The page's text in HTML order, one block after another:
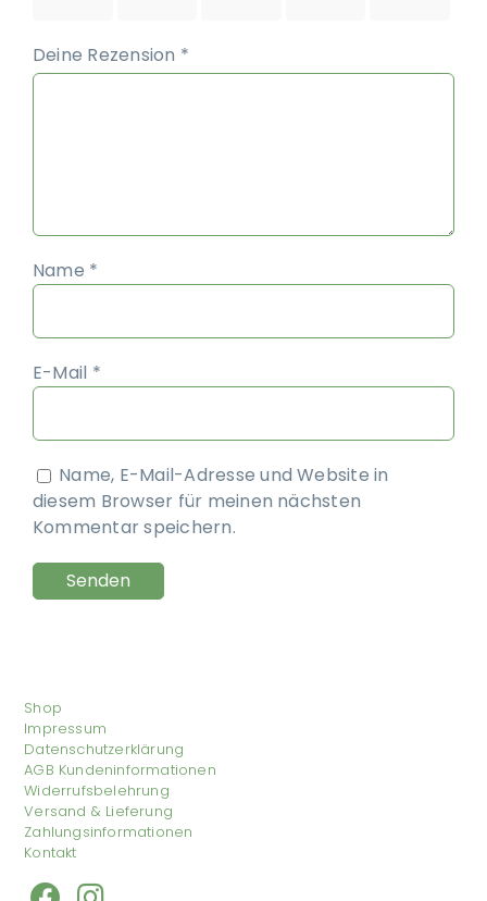
Deine Rezension *
Name *
E-Mail *
Name, E-Mail-Adresse und Website in
diesem Browser für meinen nächsten
Kommentar speichern.
Shop
Impressum
Datenschutzerklärung
AGB Kundeninformationen
Widerrufsbelehrung
Versand & Lieferung
Zahlungsinformationen
Kontakt